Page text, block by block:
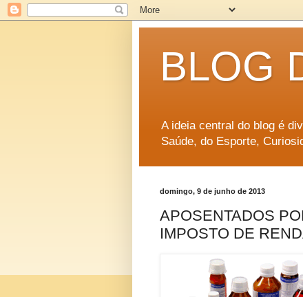
BLOG
A ideia central do blog é
Saúde, do Esporte,
domingo, 9 de junho de 2013
APOSENTADOS
IMPOSTO DE